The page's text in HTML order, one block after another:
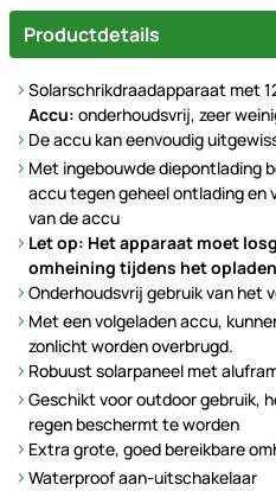
Productdetails
Solarschrikdraadapparaat met
Accu: onderhoudsvrij, zeer
De accu kan eenvoudig
Met ingebouwde diepontlading
accu tegen geheel ontlading en
van de accu
Let op: Het apparaat moet
omheining tijdens het
Onderhoudsvrij gebruik van het
Met een volgeladen accu,
zonlicht worden overbrugd.
Robuust solarpaneel met
Geschikt voor outdoor gebruik,
regen beschermt te worden
Extra grote, goed bereikbare
Waterproof aan-uitschakelaar